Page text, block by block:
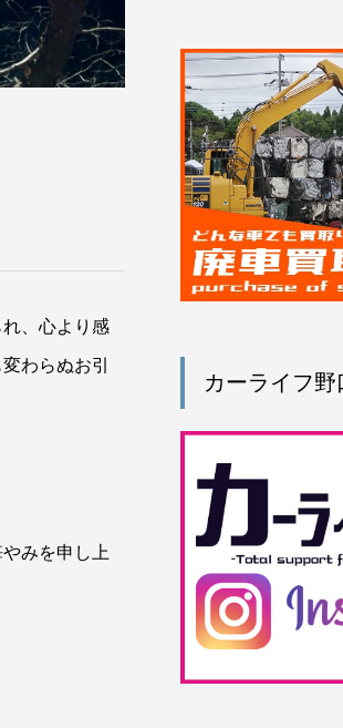
、心より感
わらぬお引
みを申し上
カーライフ野